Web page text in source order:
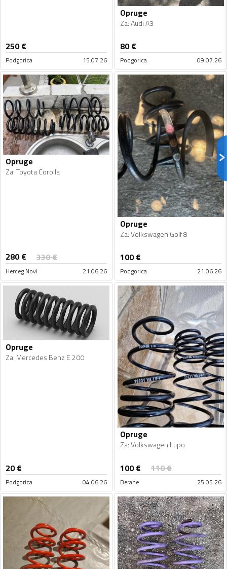
250€
Podgorica 15.07.26
Opruge
Za:Audi A3
80€
Podgorica 09.07.26
Opruge
Za:Toyota Corolla
280€ 330€
Herceg Novi 21.06.26
Opruge
Za:Volkswagen Golf 8
100€
Podgorica 21.06.26
Opruge
Za: Mercedes Benz E 200
20€
Podgorica 04.06.26
Opruge
Za:Volkswagen Lupo
100€ 110€
Berane 25.05.26